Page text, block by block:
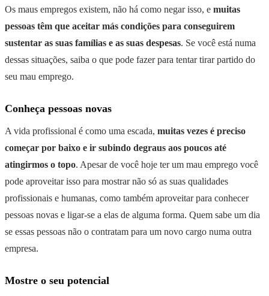
Os maus empregos existem, não há como negar isso, e muitas
pessoas têm que aceitar más condições para conseguirem
sustentar as suas famílias e as suas despesas. Se você está numa
dessas situações, saiba o que pode fazer para tentar tirar partido do
seu mau emprego.
Conheça pessoas novas
A vida profissional é como uma escada, muitas vezes é preciso
começar por baixo e ir subindo degraus aos poucos até
atingirmos o topo. Apesar de você hoje ter um mau emprego você
pode aproveitar isso para mostrar não só as suas qualidades
profissionais e humanas, como também aproveitar para conhecer
pessoas novas e ligar-se a elas de alguma forma. Quem sabe um dia
se essas pessoas não o contratam para um novo cargo numa outra
empresa.
Mostre o seu potencial